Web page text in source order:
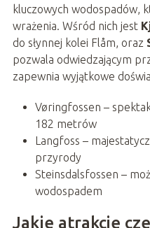
kluczowych wodospadów,
wrażenia. Wśród nich jest
do słynnej kolei Flåm, oraz
pozwala odwiedzającym
zapewnia wyjątkowe
Vøringfossen –
182 metrów
Langfoss –
przyrody
Steinsdalsfossen –
wodospadem
Jakie atrakcje